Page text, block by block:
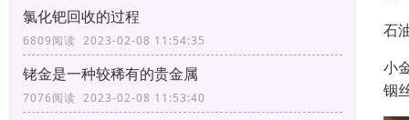
氯化钯回收的过程
6809阅读 2023-02-08 11:54:35
铑金是一种较稀有的贵金属
7076阅读 2023-02-08 11:53:40
石
小
铟